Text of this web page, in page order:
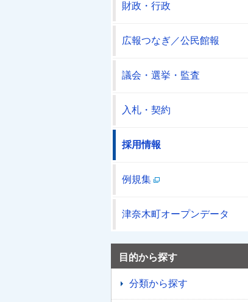
財政・行政
広報つなぎ／公民館報
議会・選挙・監査
入札・契約
採用情報
例規集
津奈木町オープンデータ
目的から探す
分類から探す